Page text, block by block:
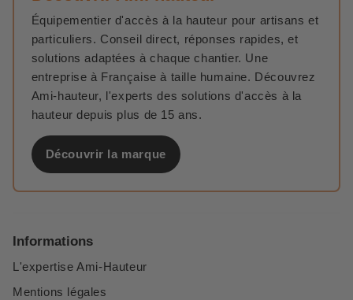
Équipementier d'accès à la hauteur pour artisans et
particuliers. Conseil direct, réponses rapides, et
solutions adaptées à chaque chantier. Une
entreprise à Française à taille humaine. Découvrez
Ami-hauteur, l'experts des solutions d'accès à la
hauteur depuis plus de 15 ans.
Découvrir la marque
Informations
L'expertise Ami-Hauteur
Mentions légales